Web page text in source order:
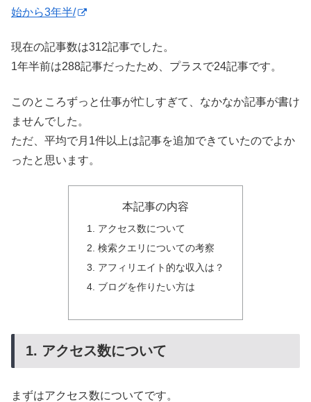
始から3年半/
現在の記事数は312記事でした。
1年半前は288記事だったため、プラスで24記事です。
このところずっと仕事が忙しすぎて、なかなか記事が書け
ませんでした。
ただ、平均で月1件以上は記事を追加できていたのでよか
ったと思います。
本記事の内容
1. アクセス数について
2. 検索クエリについての考察
3. アフィリエイト的な収入は？
4. ブログを作りたい方は
1. アクセス数について
まずはアクセス数についてです。